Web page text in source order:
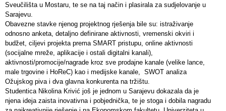
Sveučilišta u Mostaru, te se na taj način i plasirala za sudjelovanje u
Sarajevu.
Obavezne stavke njenog projektnog rješenja bile su: istraživanje
odnosno anketa, detaljno definirane aktivnosti, vremenski okviri i
budžet, ciljevi projekta prema SMART pristupu, online aktivnosti
(socijalne mreže, aplikacije i ostali digitalni kanali),
aktivnosti/promocije/nagrade kroz sve prodajne kanale (velike lance,
male trgovine i HoReC) kao i medijske kanale, SWOT analiza
Ožujskog piva i dva glavna konkurenta na tržištu.
Studentica Nikolina Krivić još je jednom u Sarajevu dokazala da je
njena ideja zaista inovativna i pobjednička, te je stoga i dobila nagradu